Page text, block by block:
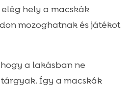
hely a macskák
mozoghatnak és játékot
a lakásban ne
Így a macskák